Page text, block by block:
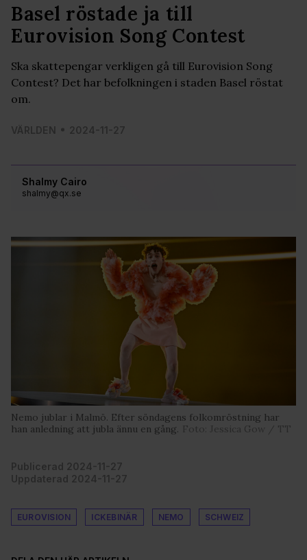
Shalmy Cairo
shalmy@qx.se
Basel röstade ja till
Eurovision Song Contest
Ska skattepengar verkligen gå till Eurovision Song
Contest? Det har befolkningen i staden Basel röstat
om.
VÄRLDEN 2024-11-27
Nemo jublar i Malmö. Efter söndagens folkomröstning har
han anledning att jubla ännu en gång. Foto: Jessica Gow / TT
Publicerad 2024-11-27
Uppdaterad 2024-11-27
EUROVISION ICKEBINÄR NEMO SCHWEIZ